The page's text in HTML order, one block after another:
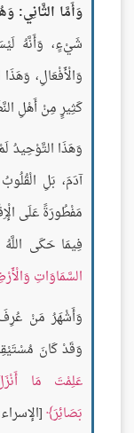
وَأَمَّا الثَّانِي:
شَيْءٍ، وَأَنَّهُ
وَالْأَفْعَالِ،
كَثِيرٍ مِنْ أَهْلِ
وَهَذَا التَّوْحِيدُ
آدَمَ، بَلِ
مَفْطُورَةً عَلَى
فِيمَا حَكَى
السَّمَاوَاتِ
وَأَشْهَرُ مَنْ عُرِفَ
وَقَدْ كَانَ
عَلِمْتَ مَا
بَصَائِرَ